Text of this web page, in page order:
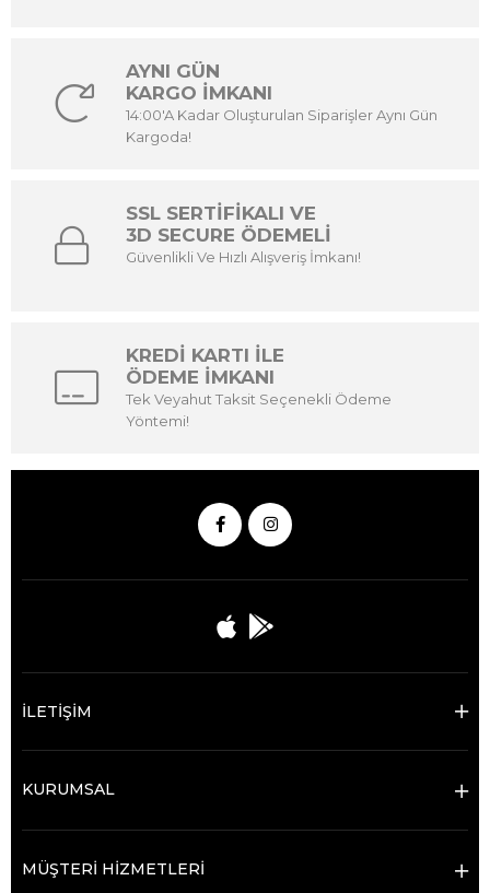
AYNI GÜN
KARGO İMKANI
14:00'A Kadar Oluşturulan Siparişler Aynı Gün
Kargoda!
SSL SERTİFİKALI VE
3D SECURE ÖDEMELİ
Güvenlikli Ve Hızlı Alışveriş İmkanı!
KREDİ KARTI İLE
ÖDEME İMKANI
Tek Veyahut Taksit Seçenekli Ödeme
Yöntemi!
İLETİŞİM
KURUMSAL
MÜŞTERİ HİZMETLERİ